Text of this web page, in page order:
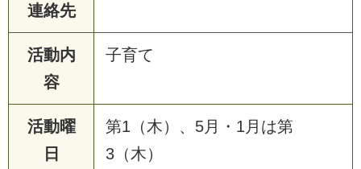
連絡先
活動内
容
子育て
活動曜
日
第1（木）、5月・1月は第
3（木）